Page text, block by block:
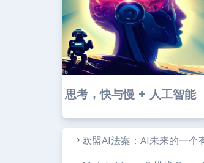
思考，快与慢 + 人工智能
欧盟AI法案：AI未来的一个